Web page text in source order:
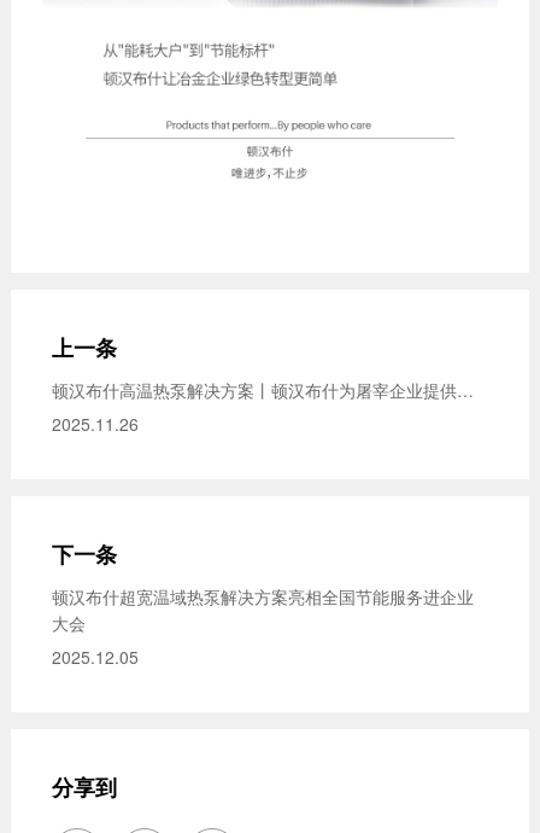
上一条
顿汉布什高温热泵解决方案丨顿汉布什为屠宰企业提供最优解
2025.11.26
下一条
顿汉布什超宽温域热泵解决方案亮相全国节能服务进企业
大会
2025.12.05
分享到